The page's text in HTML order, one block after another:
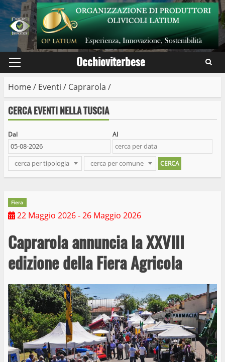
Skip
to
content
Primary
Occhioviterbese
Home/ Eventi / Caprarola /
CERCA EVENTI NELLA TUSCIA
Dal Al
cerca per tipologia cerca per comune
Fiera
22 Maggio 2026- 26 Maggio 2026
Caprarola annuncia la XXVIII
edizione della Fiera Agricola